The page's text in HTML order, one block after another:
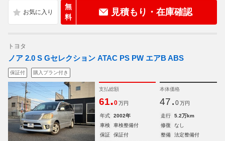
無
料
見積もり・在庫確認
トヨタ
ノア 2.0 S Gセレクション ATAC PS PW エアB ABS
保証付 購入プラン付き
支払総額
61.0 万円
本体価格
47. 0 万円
年式 2002年 走行
5.2万km
車検
車検整備付 修復
なし
保証
保証付 整備
法定整備付